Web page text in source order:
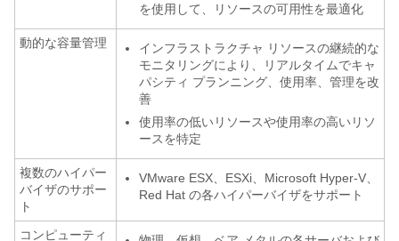
を使用して、リソースの可用性を最適化
動的な容量管理
インフラストラクチャ リソースの継続的な
モニタリングにより、リアルタイムでキャ
パシティ プランニング、使用率、管理を改
善
使用率の低いリソースや使用率の高いリソ
ースを特定
複数のハイパー
バイザのサポー
ト
VMware ESX、ESXi、Microsoft Hyper-V、
Red Hat の各ハイパーバイザをサポート
コンピューティ